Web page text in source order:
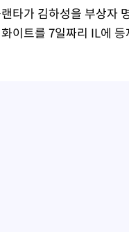
타가 김하성을 부상자
이트를 7일짜리 IL에